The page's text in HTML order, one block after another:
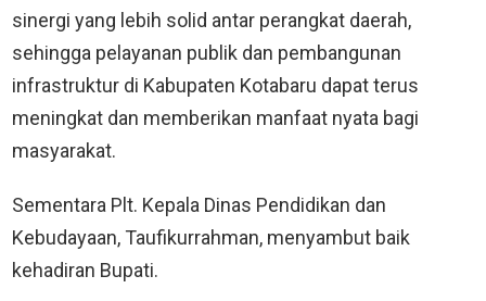
sinergi yang lebih solid antar perangkat daerah,
sehingga pelayanan publik dan pembangunan
infrastruktur di Kabupaten Kotabaru dapat terus
meningkat dan memberikan manfaat nyata bagi
masyarakat.
Sementara Plt. Kepala Dinas Pendidikan dan
Kebudayaan, Taufikurrahman, menyambut baik
kehadiran Bupati.